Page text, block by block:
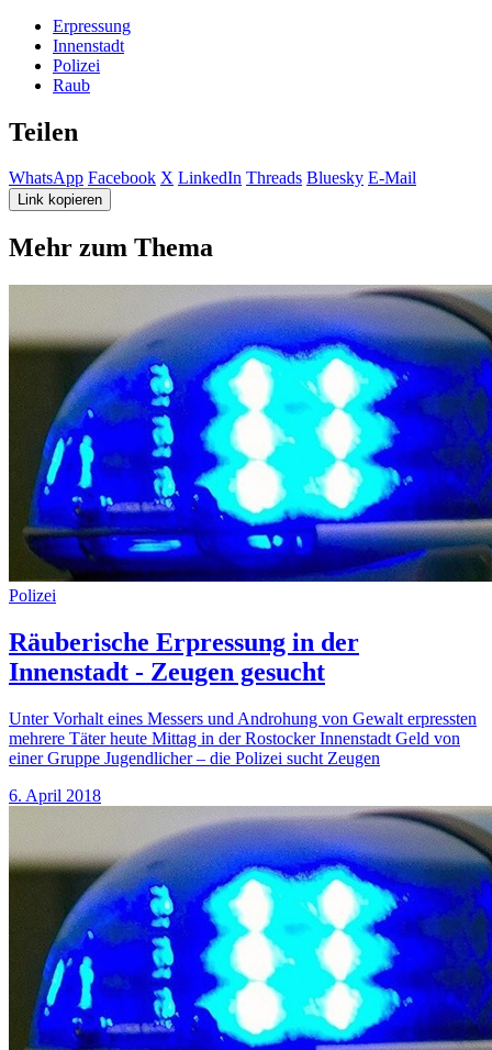
Erpressung
Innenstadt
Polizei
Raub
Teilen
WhatsApp Facebook X LinkedIn Threads Bluesky E-Mail
Link kopieren
Mehr zum Thema
Polizei
Räuberische Erpressung in der
Innenstadt - Zeugen gesucht
Unter Vorhalt eines Messers und Androhung von Gewalt erpressten
mehrere Täter heute Mittag in der Rostocker Innenstadt Geld von
einer Gruppe Jugendlicher – die Polizei sucht Zeugen
6. April 2018